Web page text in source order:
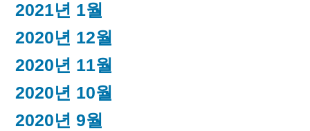
2021년 1월
2020년 12월
2020년 11월
2020년 10월
2020년 9월